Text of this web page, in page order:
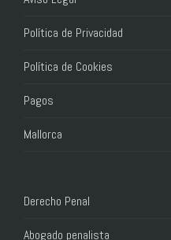
Política de Privacidad
Política de Cookies
Pagos
Mallorca
Derecho Penal
Abogado penalista